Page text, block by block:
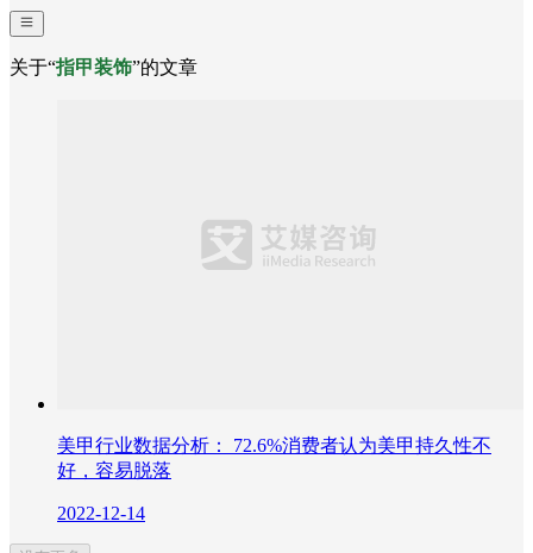
关于“指甲装饰”的文章
美甲行业数据分析： 72.6%消费者认为美甲持久性不
好，容易脱落
2022-12-14